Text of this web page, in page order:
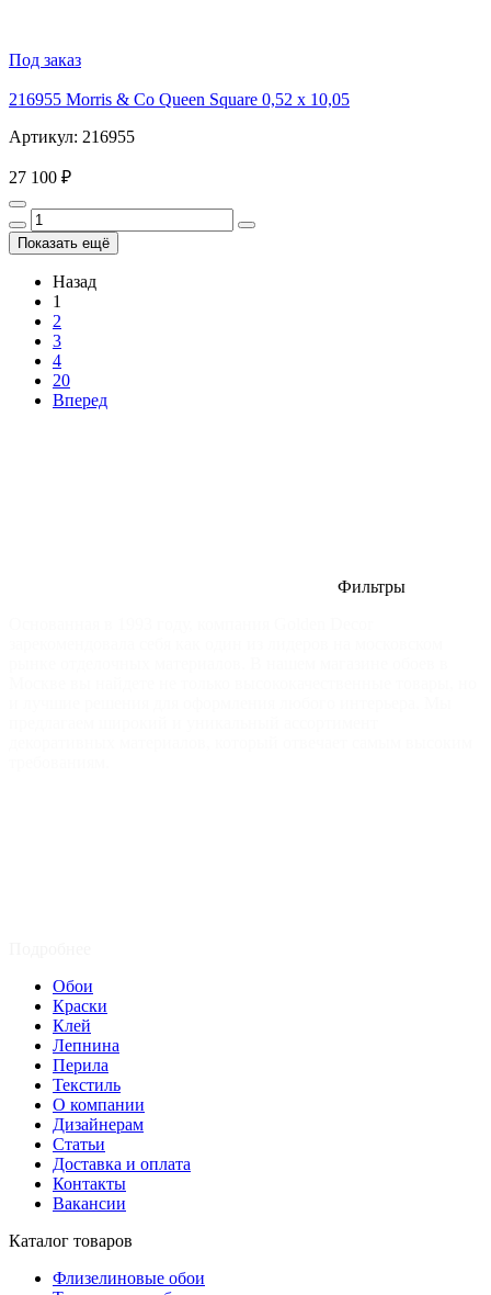
Под заказ
216955 Morris & Co Queen Square 0,52 x 10,05
Артикул: 216955
27 100 ₽
Показать ещё
Назад
1
2
3
4
20
Вперед
Фильтры
Обои
Краски
Клей
Лепнина
Перила
Текстиль
О компании
Дизайнерам
Статьи
Доставка и оплата
Контакты
Вакансии
Каталог товаров
Флизелиновые обои